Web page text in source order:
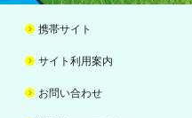
携帯サイト
サイト利用案内
お問い合わせ